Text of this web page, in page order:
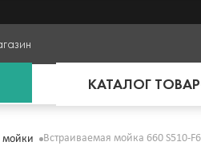
КАТАЛОГ
мойки Встраиваемая мойка 660 S510-